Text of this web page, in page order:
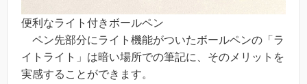
便利なライト付きボールペン
ペン先部分にライト機能がついたボールペンの「ラ
イトライト」は暗い場所での筆記に、そのメリットを
実感することができます。